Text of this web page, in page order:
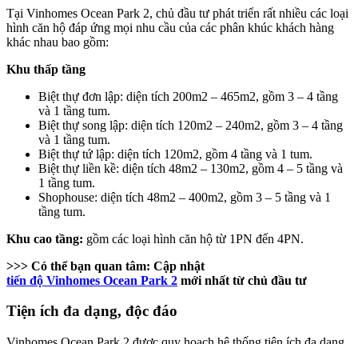
Tại Vinhomes Ocean Park 2, chủ đầu tư phát triển rất nhiều các loại
hình căn hộ đáp ứng mọi nhu cầu của các phân khúc khách hàng
khác nhau bao gồm:
Khu thấp tầng
Biệt thự đơn lập: diện tích 200m2 – 465m2, gồm 3 – 4 tầng
và 1 tầng tum.
Biệt thự song lập: diện tích 120m2 – 240m2, gồm 3 – 4 tầng
và 1 tầng tum.
Biệt thự tứ lập: diện tích 120m2, gồm 4 tầng và 1 tum.
Biệt thự liền kề: diện tích 48m2 – 130m2, gồm 4 – 5 tầng và
1 tầng tum.
Shophouse: diện tích 48m2 – 400m2, gồm 3 – 5 tầng và 1
tầng tum.
Khu cao tầng: gồm các loại hình căn hộ từ 1PN đến 4PN.
>>> Có thể bạn quan tâm: Cập nhật
tiến độ Vinhomes Ocean Park 2 mới nhất từ chủ đầu tư
Tiện ích đa dạng, độc đáo